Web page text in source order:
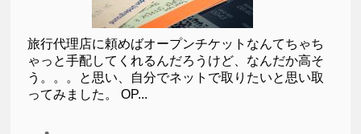
旅行代理店に頼めばオープンチケットなんてちゃち
ゃっと手配してくれるんだろうけど、なんだか高そ
う。。。と思い、自分でネットで取りたいと思い取
ってみました。 OP...